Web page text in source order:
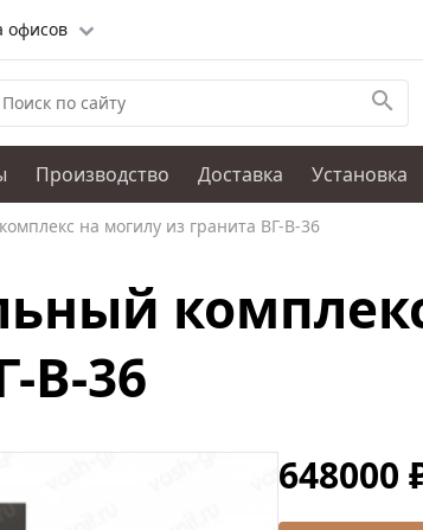
офисов
Производство Доставка Установка
на могилу из гранита ВГ-В-36
В-36
648000